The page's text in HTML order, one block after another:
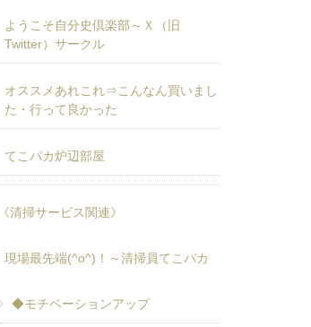
ようこそ自分史倶楽部～Ｘ（旧
Twitter）サークル
オススメあれこれ⇒こんなん買いまし
た・行って良かった
てこパカ炉辺部屋
《清掃サービス関連》
現場最先端(^o^)！～清掃員てこパカ
◆モチベーションアップ